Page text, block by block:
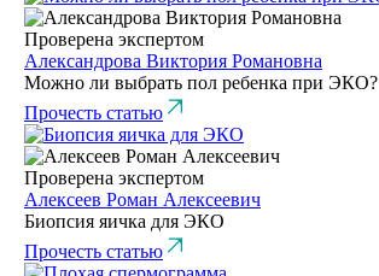
Проверена экспертом
Александрова Виктория Романовна
Можно ли выбрать пол ребенка при ЭКО?
Прочесть статью
Проверена экспертом
Алексеев Роман Алексеевич
Биопсия яичка для ЭКО
Прочесть статью